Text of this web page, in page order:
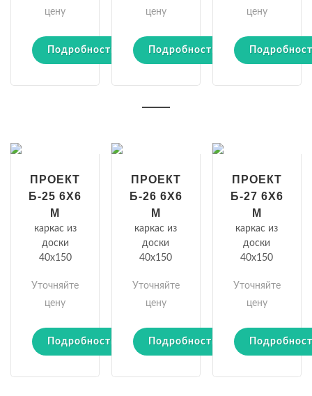
цену
Подробности
цену
Подробности
цену
ПРОЕКТ
Б-25 6Х6
М
каркас из
доски
40х150
Уточняйте
цену
Подробности
ПРОЕКТ
Б-26 6Х6
М
каркас из
доски
40х150
Уточняйте
цену
Подробности
ПРОЕКТ
Б-27 6Х6
М
каркас из
доски
40х150
Уточняйте
цену